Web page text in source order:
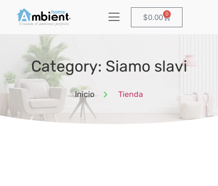
$0.00 0
Category: Siamo slavi
Inicio Tienda